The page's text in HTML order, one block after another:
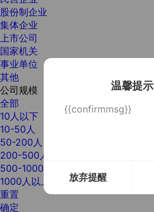
温馨提示
{{confirmmsg}}
放弃提醒
股份制企业
集体企业
上市公司
国家机关
事业单位
其他
公司规模
全部
10人以下
10-50人
50-200人
200-500人
500-1000人
1000人以上
重置
确定